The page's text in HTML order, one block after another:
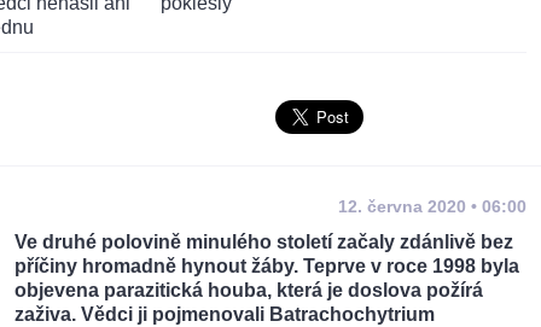
12. června 2020 • 06:00
Ve druhé polovině minulého století začaly zdánlivě bez
příčiny hromadně hynout žáby. Teprve v roce 1998 byla
objevena parazitická houba, která je doslova požírá
zaživa. Vědci ji pojmenovali Batrachochytrium